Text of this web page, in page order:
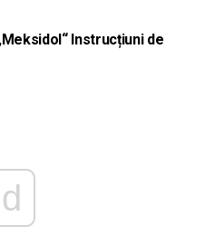
Instrucțiuni de